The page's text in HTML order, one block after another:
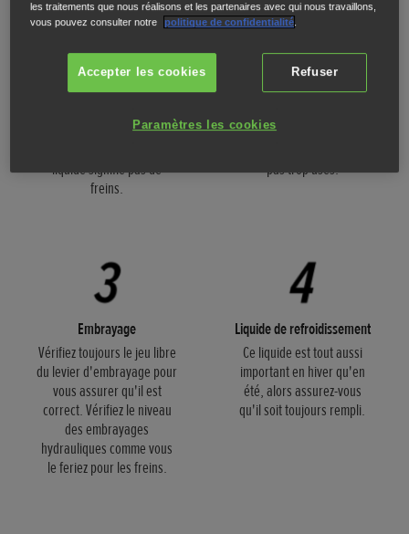
Freins et liquide de frein
Assurez-vous que vos
plaquettes de frein ne sont
et n'oubliez pas de vérifier
liquide signifie pas de
freins.
Chaîne et pignons
Vérifiez régulièrement la
tension de la chaîne
manuel et assurez-vous
pas trop usés.
Embrayage
Vérifiez toujours le jeu libre
du levier d'embrayage pour
vous assurer qu'il est
correct. Vérifiez le niveau
des embrayages
hydrauliques comme vous
le feriez pour les freins.
Liquide de refroidissement
Ce liquide est tout aussi
important en hiver qu'en
été, alors assurez-vous
qu'il soit toujours rempli.
les traitements que nous réalisons et les partenaires avec qui nous travaillons,
vous pouvez consulter notre
politique de confidentialité
Refuser
Accepter les cookies
Paramètres les cookies